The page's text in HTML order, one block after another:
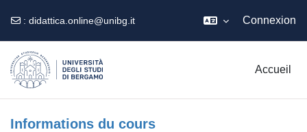
: didattica.online@unibg.it Connexion
Accueil
Informations du cours